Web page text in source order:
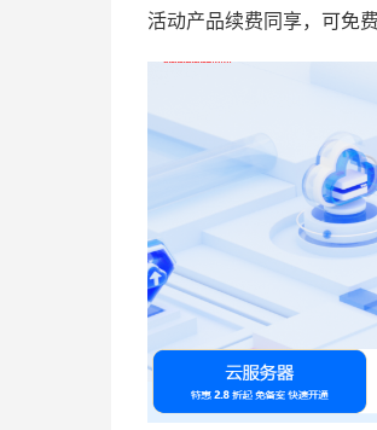
活动产品续费同享，可免